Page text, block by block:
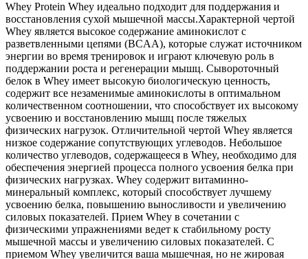
Whey Protein Whey идеально подходит для поддержания и
восстановления сухой мышечной массы.Характерной чертой
Whey является высокое содержание аминокислот с
разветвленными цепями (BCAA), которые служат источником
энергии во время тренировок и играют ключевую роль в
поддержании роста и регенерации мышц. Сывороточный
белок в Whey имеет высокую биологическую ценность,
содержит все незаменимые аминокислоты в оптимальном
количественном соотношении, что способствует их высокому
усвоению и восстановлению мышц после тяжелых
физических нагрузок. Отличительной чертой Whey является
низкое содержание сопутствующих углеводов. Небольшое
количество углеводов, содержащееся в Whey, необходимо для
обеспечения энергией процесса полного усвоения белка при
физических нагрузках. Whey содержит витаминно-
минеральный комплекс, который способствует лучшему
усвоению белка, повышению выносливости и увеличению
силовых показателей. Прием Whey в сочетании с
физическими упражнениями ведет к стабильному росту
мышечной массы и увеличению силовых показателей. С
приемом Whey увеличится ваша мышечная, но не жировая